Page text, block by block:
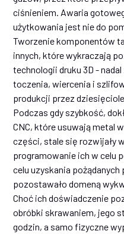
ciśnieniem. Awaria
użytkowania jest nie do
Tworzenie komponentów
innych, które wykraczają
technologii druku 3D -
toczenia, wiercenia i
produkcji przez
Podczas gdy szybkość,
CNC, które usuwają metal
części, stale się rozwijały
programowanie ich w celu
celu uzyskania
pozostawało domeną
Choć ich doświadczenie
obróbki skrawaniem, jego
godzin, a samo fizyczne